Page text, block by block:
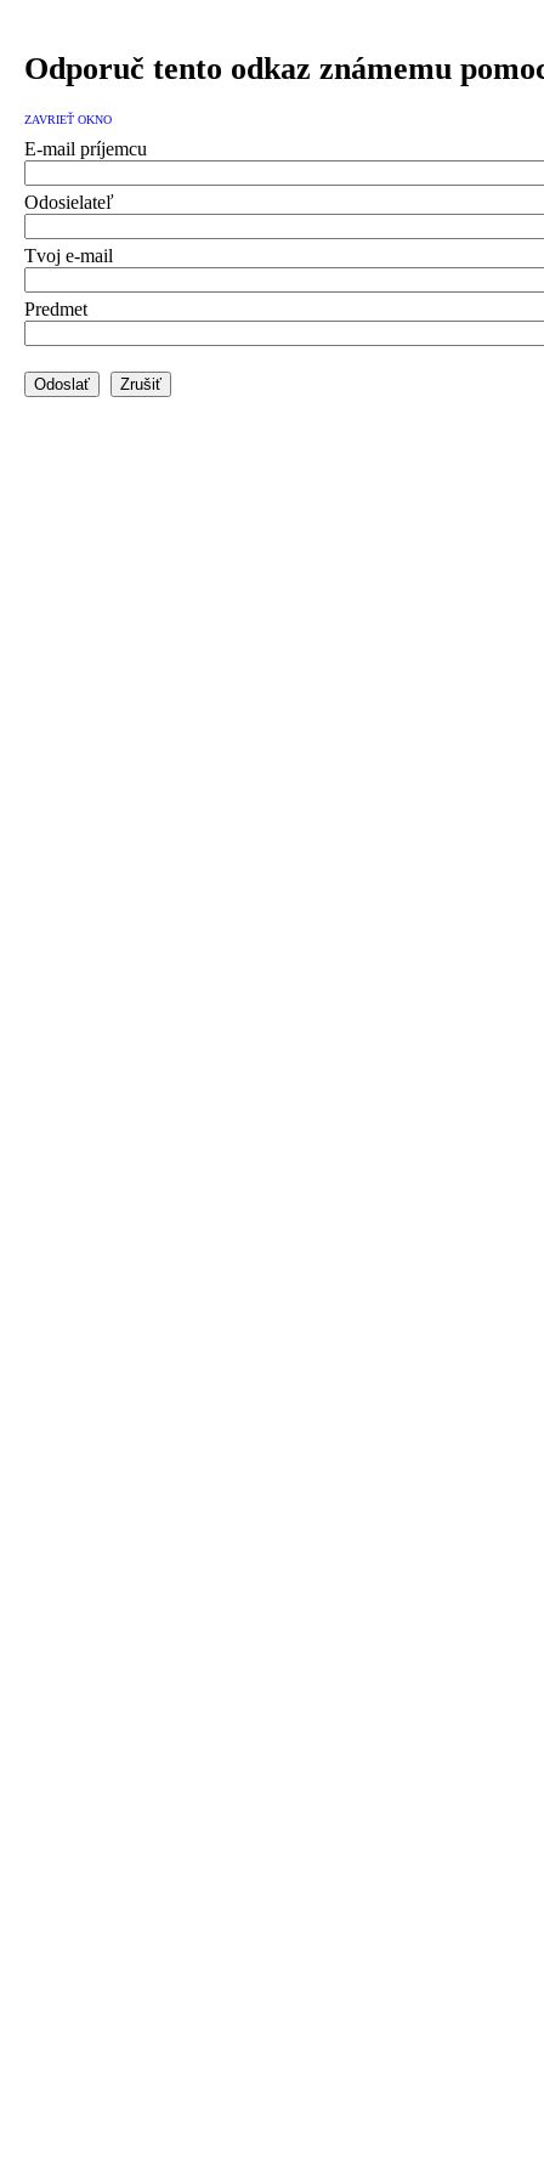
Odporuč tento odkaz známemu
ZAVRIEŤ OKNO
E-mail príjemcu
Odosielateľ
Tvoj e-mail
Predmet
Odoslať Zrušiť